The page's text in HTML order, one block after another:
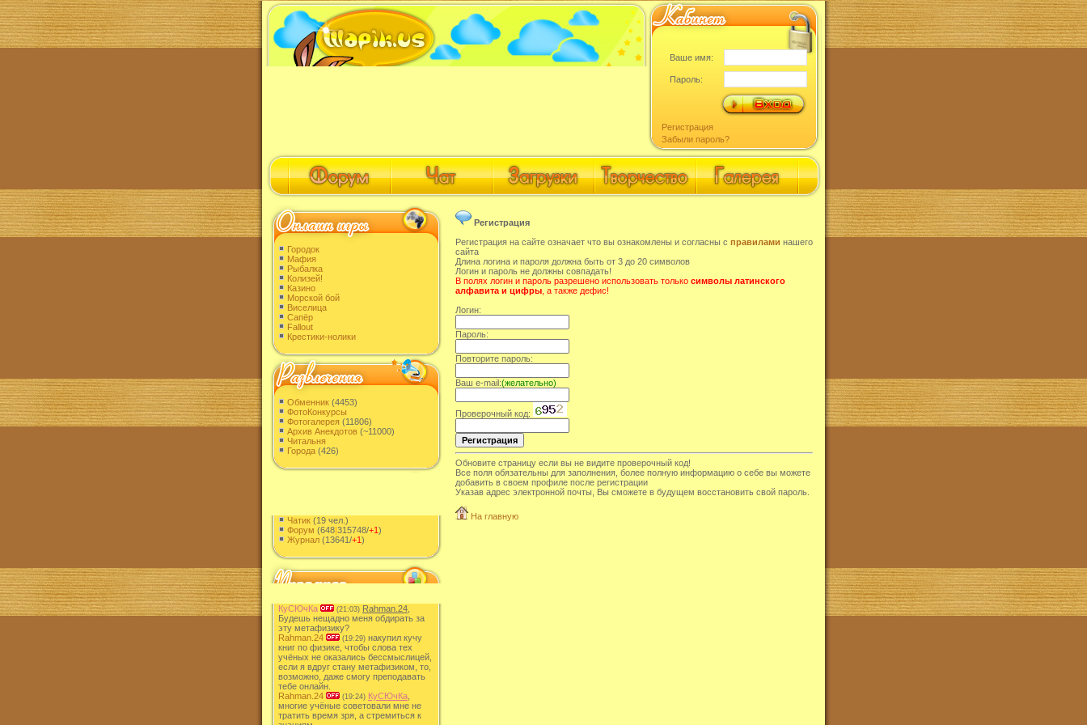
Ваше имя:
Пароль:
Регистрация
Забыли пароль?
Городок
Мафия
Рыбалка
Колизей!
Казино
Морской бой
Виселица
Сапёр
Fallout
Крестики-нолики
Обменник (4453)
ФотоКонкурсы
Фотогалерея (11806)
Архив Анекдотов (~11000)
Читальня
Города (426)
Чатик (19 чел.)
Форум (648|315748/+1)
Журнал (13641/+1)
КуСЮчКа (21:03) Rahman.24
Будешь нещадно меня обдирать за
эту метафизику?
Rahman.24
(19:29) накупил кучу
книг по физике, чтобы слова тех
учёных не оказались бессмыслицей,
если я вдруг стану метафизиком, то,
возможно, даже смогу преподавать
тебе онлайн.
Rahman.24
(19:24) КуСЮчКа
многие учёные советовали мне не
тратить время зря, а стремиться к
Регистрация
Регистрация на сайте означает что вы ознакомлены и согласны с правилами нашего
сайта
Длина логина и пароля должна быть от 3 до 20 символов
Логин и пароль не должны совпадать!
В полях логин и пароль разрешено использовать только символы латинского
алфавита и цифры , а также дефис!
Логин:
Пароль:
Повторите пароль:
Ваш e-mail:(желательно)
Проверочный код:
Обновите страницу если вы не видите проверочный код!
Все поля обязательны для заполнения, более полную информацию о себе вы можете
добавить в своем профиле после регистрации
Указав адрес электронной почты, Вы сможете в будущем восстановить свой пароль.
На главную